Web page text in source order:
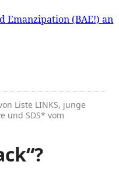
Liste LINKS, junge
und SDS* vom